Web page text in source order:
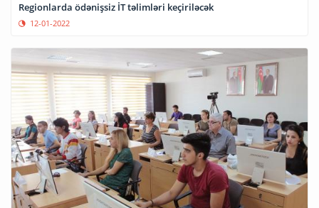
Regionlarda ödənişsiz İT təlimləri keçiriləcək
12-01-2022